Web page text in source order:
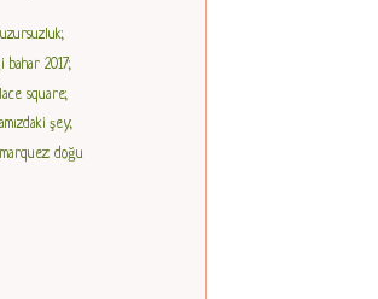
bahar 2017;
square;
şey;
doğu